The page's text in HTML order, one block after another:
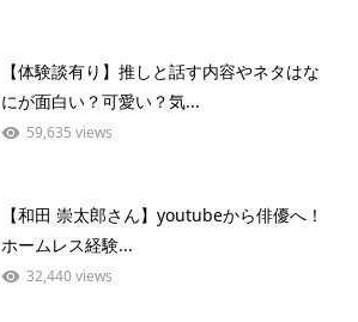
【体験談有り】推しと話す内容やネタはな
にが面白い？可愛い？気...
59,635 views
【和田 崇太郎さん】youtubeから俳優へ！
ホームレス経験...
32,440 views